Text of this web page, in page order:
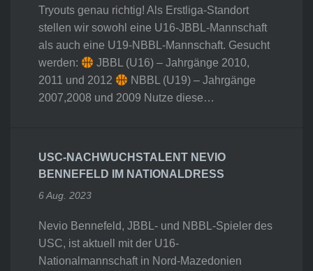
Tryouts genau richtig! Als Erstliga-Standort
stellen wir sowohl eine U16-JBBL-Mannschaft
als auch eine U19-NBBL-Mannschaft. Gesucht
werden:
JBBL (U16) – Jahrgänge 2010,
2011 und 2012
NBBL (U19) – Jahrgänge
2007,2008 und 2009 Nutze diese…
USC-NACHWUCHSTALENT NEVIO
BENNEFELD IM NATIONALDRESS
6 Aug. 2023
Nevio Bennefeld, JBBL- und NBBL-Spieler des
USC, ist aktuell mit der U16-
Nationalmannschaft in Nord-Mazedonien